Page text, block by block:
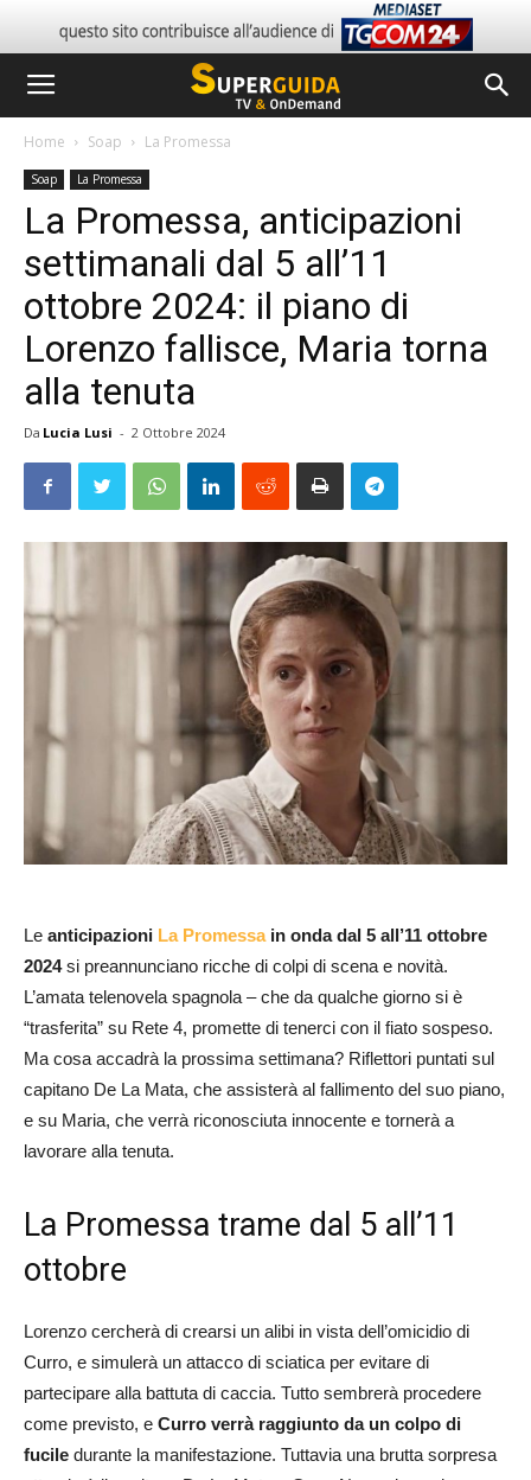
Home Soap La Promessa
Soap La Promessa
La Promessa, anticipazioni
settimanali dal 5 all’11
ottobre 2024: il piano di
Lorenzo fallisce, Maria torna
alla tenuta
Da Lucia Lusi - 2 Ottobre 2024
Le anticipazioni La Promessain onda dal 5 all’11 ottobre
2024si preannunciano ricche di colpi di scena e novità.
L’amata telenovela spagnola – che da qualche giorno si è
“trasferita” su Rete 4, promette di tenerci con il fiato sospeso.
Ma cosa accadrà la prossima settimana? Riflettori puntati sul
capitano De La Mata, che assisterà al fallimento del suo piano,
e su Maria, che verrà riconosciuta innocente e tornerà a
lavorare alla tenuta.
La Promessa trame dal 5 all’11
ottobre
Lorenzo cercherà di crearsi un alibi in vista dell’omicidio di
Curro, e simulerà un attacco di sciatica per evitare di
partecipare alla battuta di caccia. Tutto sembrerà procedere
come previsto, e Curro verrà raggiunto da un colpo di
fucile durante la manifestazione. Tuttavia una brutta sorpresa